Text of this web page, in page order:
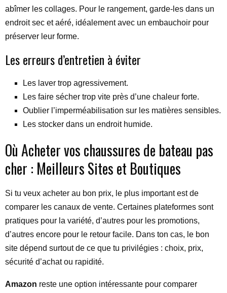
abîmer les collages. Pour le rangement, garde-les dans un
endroit sec et aéré, idéalement avec un embauchoir pour
préserver leur forme.
Les erreurs d’entretien à éviter
Les laver trop agressivement.
Les faire sécher trop vite près d’une chaleur forte.
Oublier l’imperméabilisation sur les matières sensibles.
Les stocker dans un endroit humide.
Où Acheter vos chaussures de bateau pas
cher : Meilleurs Sites et Boutiques
Si tu veux acheter au bon prix, le plus important est de
comparer les canaux de vente. Certaines plateformes sont
pratiques pour la variété, d’autres pour les promotions,
d’autres encore pour le retour facile. Dans ton cas, le bon
site dépend surtout de ce que tu privilégies : choix, prix,
sécurité d’achat ou rapidité.
Amazon reste une option intéressante pour comparer